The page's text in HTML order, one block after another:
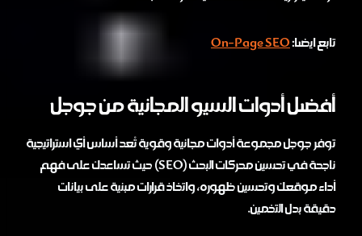
تابع ايضا:On-Page SEO
أفضل أدوات السيو المجانية من جوجل
توفر جوجل مجموعة أدوات مجانية وقوية تُعد أساس أي استراتيجية
ناجحة في تحسين محركات البحث (SEO) حيث تساعدك على فهم
أداء موقعك وتحسين ظهوره، واتخاذ قرارات مبنية على بيانات
دقيقة بدل التخمين.